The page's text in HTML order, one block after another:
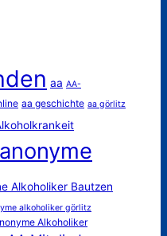
aa AA-
aa geschichte aa görlitz
anonyme
Alkoholiker Bautzen
alkoholiker görlitz
Alkoholiker